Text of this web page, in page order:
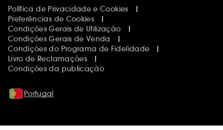
Política de Privacidade e Cookies
Preferências de Cookies
Condições Gerais de Utilização
Condições Gerais de Venda
Condições do Programa de Fidelidade
Livro de Reclamações
Condições da publicação
Portugal